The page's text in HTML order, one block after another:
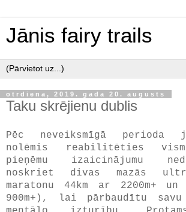
Jānis fairy trails
otrdiena, 2019. gada 20. augusts
Taku skrējienu dublis
Pēc neveiksmīgā
nolēmis reabilitēties
pieņēmu izaicinājumu
noskriet divas mazās
maratonu 44km ar 2200m+ un
900m+), lai pārbaudītu savu